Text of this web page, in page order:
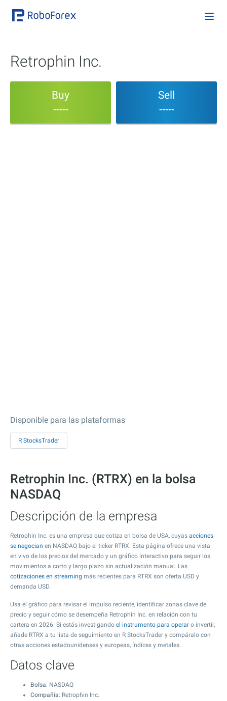
Retrophin Inc.
Buy
-----
Sell
-----
Disponible para las plataformas
R StocksTrader
Retrophin Inc. (RTRX) en la bolsa
NASDAQ
Descripción de la empresa
Retrophin Inc. es una empresa que cotiza en bolsa de USA, cuyas acciones
se negocian en NASDAQ bajo el ticker RTRX. Esta página ofrece una vista
en vivo de los precios del mercado y un gráfico interactivo para seguir los
movimientos a corto y largo plazo sin actualización manual. Las
cotizaciones en streaming más recientes para RTRX son oferta USD y
demanda USD.
Usa el gráfico para revisar el impulso reciente, identificar zonas clave de
precio y seguir cómo se desempeña Retrophin Inc. en relación con tu
cartera en 2026. Si estás investigando el instrumento para operar o invertir,
añade RTRX a tu lista de seguimiento en R StocksTrader y compáralo con
otras acciones estadounidenses y europeas, índices y metales.
Datos clave
Bolsa: NASDAQ
Compañía: Retrophin Inc.